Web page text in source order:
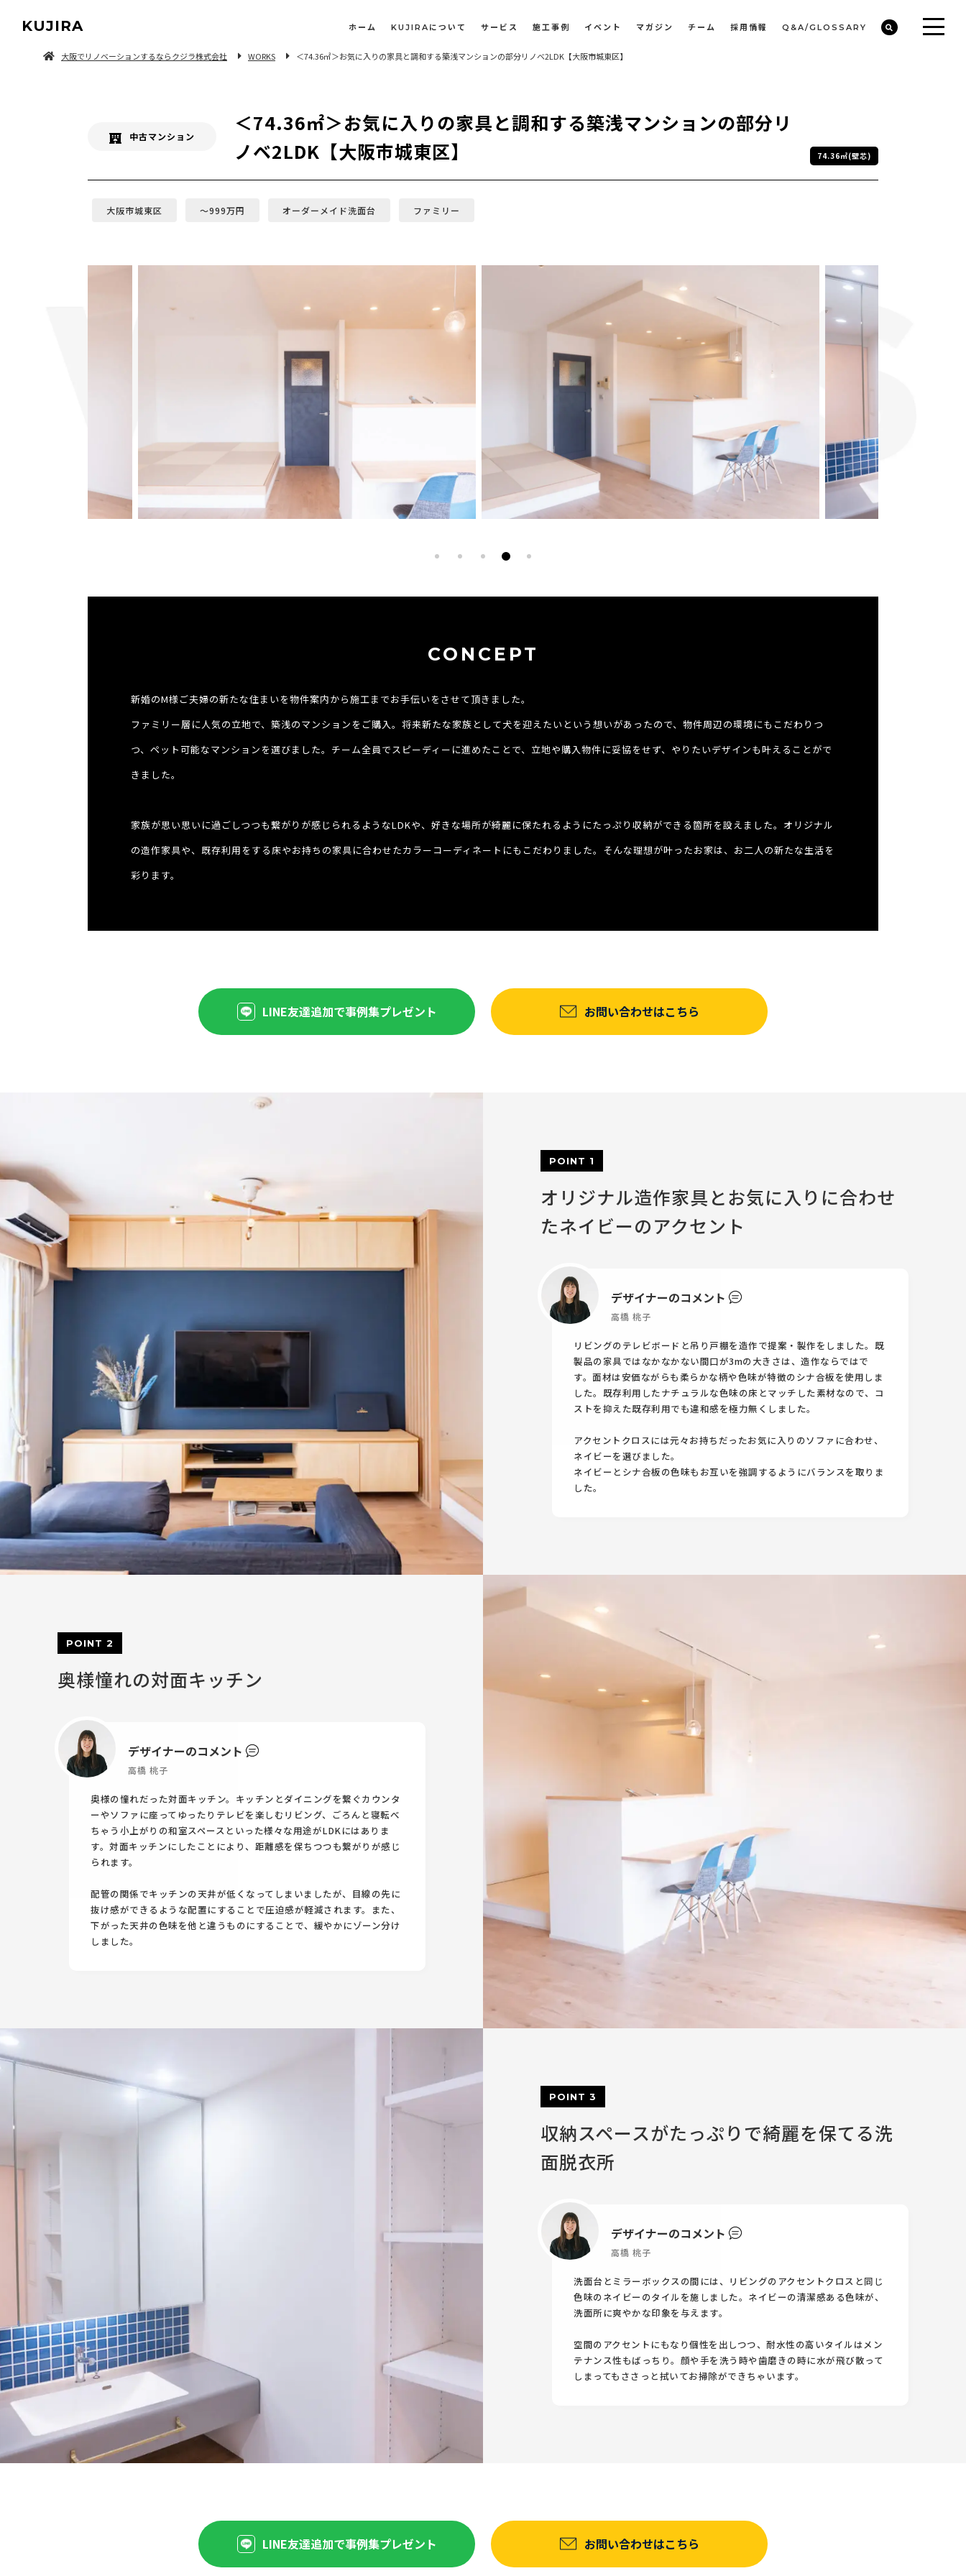
KUJIRA ホーム KUJIRAについて サービス 施工事例 イベント マガジン チーム 採用情報 Q&A/GLOSSARY
大阪でリノベーションするならクジラ株式会社 WORKS ＜74.36㎡＞お気に入りの家具と調和する築浅マンションの部分リノベ2LDK【大阪市城東区】
中古マンション
＜74.36㎡＞お気に入りの家具と調和する築浅マンションの部分リ
ノベ2LDK【大阪市城東区】
74.36㎡(壁芯)
大阪市城東区 〜999万円 オーダーメイド洗面台 ファミリー
CONCEPT
新婚のM様ご夫婦の新たな住まいを物件案内から施工までお手伝いをさせて頂きました。
ファミリー層に人気の立地で、築浅のマンションをご購入。将来新たな家族として犬を迎えたいという想いがあったので、物件周辺の環境にもこだわりつ
つ、ペット可能なマンションを選びました。チーム全員でスピーディーに進めたことで、立地や購入物件に妥協をせず、やりたいデザインも叶えることがで
きました。
家族が思い思いに過ごしつつも繋がりが感じられるようなLDKや、好きな場所が綺麗に保たれるようにたっぷり収納ができる箇所を設えました。オリジナル
の造作家具や、既存利用をする床やお持ちの家具に合わせたカラーコーディネートにもこだわりました。そんな理想が叶ったお家は、お二人の新たな生活を
彩ります。
LINE友達追加で事例集プレゼント お問い合わせはこちら
POINT 1
オリジナル造作家具とお気に入りに合わせ
たネイビーのアクセント
デザイナーのコメント
高橋 桃子
リビングのテレビボードと吊り戸棚を造作で提案・製作をしました。既
製品の家具ではなかなかない間口が3mの大きさは、造作ならではで
す。面材は安価ながらも柔らかな柄や色味が特徴のシナ合板を使用しま
した。既存利用したナチュラルな色味の床とマッチした素材なので、コ
ストを抑えた既存利用でも違和感を極力無くしました。
アクセントクロスには元々お持ちだったお気に入りのソファに合わせ、
ネイビーを選びました。
ネイビーとシナ合板の色味もお互いを強調するようにバランスを取りま
した。
POINT 2
奥様憧れの対面キッチン
デザイナーのコメント
高橋 桃子
奥様の憧れだった対面キッチン。キッチンとダイニングを繋ぐカウンタ
ーやソファに座ってゆったりテレビを楽しむリビング、ごろんと寝転べ
ちゃう小上がりの和室スペースといった様々な用途がLDKにはありま
す。対面キッチンにしたことにより、距離感を保ちつつも繋がりが感じ
られます。
配管の関係でキッチンの天井が低くなってしまいましたが、目線の先に
抜け感ができるような配置にすることで圧迫感が軽減されます。また、
下がった天井の色味を他と違うものにすることで、緩やかにゾーン分け
しました。
POINT 3
収納スペースがたっぷりで綺麗を保てる洗
面脱衣所
デザイナーのコメント
高橋 桃子
洗面台とミラーボックスの間には、リビングのアクセントクロスと同じ
色味のネイビーのタイルを施しました。ネイビーの清潔感ある色味が、
洗面所に爽やかな印象を与えます。
空間のアクセントにもなり個性を出しつつ、耐水性の高いタイルはメン
テナンス性もばっちり。顔や手を洗う時や歯磨きの時に水が飛び散って
しまってもささっと拭いてお掃除ができちゃいます。
LINE友達追加で事例集プレゼント お問い合わせはこちら